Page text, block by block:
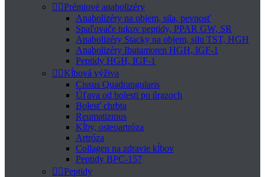
 Prémiové anabolizéry
Anabolizéry na objem, sila, pevnosť
Spaľovače tukov peptidy, PPAR GW, SR
Anabolizéry Stacky na objem, silu TST, HGH
Anabolizéry Ibutamoren HGH, IGF-1
Peptidy HGH, IGF-1
 Kĺbová výživa
Cissus Quadrangularis
Úľava od bolesti po úrazoch
Bolesť chrbta
Reumatizmus
Kĺby, osteoartróza
Artróza
Collagen na zdravie kĺbov
Peptidy BPC-157
 Peptidy